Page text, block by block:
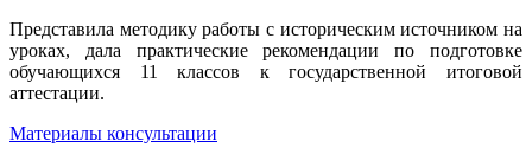
Представила методику работы с историческим источником на
уроках, дала практические рекомендации по подготовке
обучающихся 11 классов к государственной итоговой
аттестации.
Материалы консультации